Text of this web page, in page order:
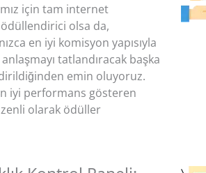
için tam internet
olsa da,
en iyi komisyon yapısıyla
tatlandıracak başka
emin oluyoruz.
iyi performans gösteren
olarak ödüller